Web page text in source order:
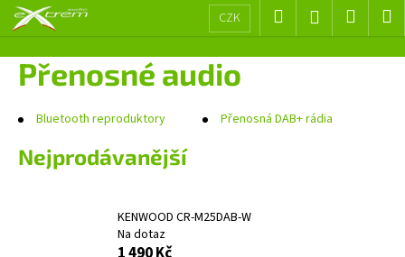
Přejít
CZK Hledat Přihlášení
košík
Přenosné audio
Bluetooth reproduktory Přenosná DAB+ rádia
Nejprodávanější
KENWOOD CR-M25DAB-W
Na dotaz
š
o
p
o